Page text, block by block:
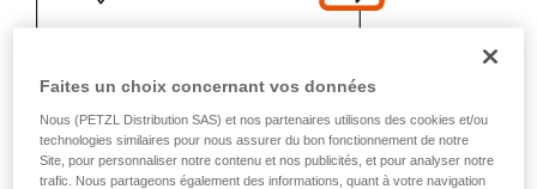
Recommandation de mousqueton et
accessoires
Faites un choix concernant vos données
Nous (PETZL Distribution SAS) et nos partenaires utilisons des cookies et/ou
technologies similaires pour nous assurer du bon fonctionnement de notre
Site, pour personnaliser notre contenu et nos publicités, et pour analyser notre
trafic. Nous partageons également des informations, quant à votre navigation